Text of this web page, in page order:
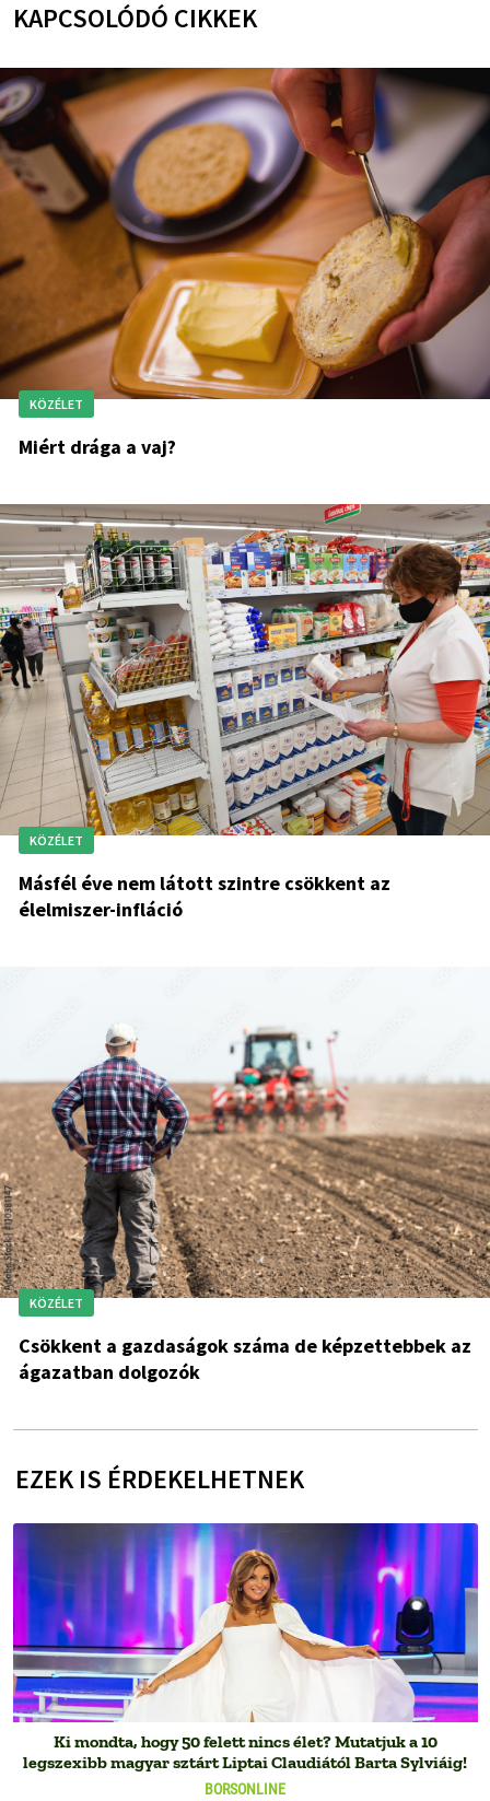
KAPCSOLÓDÓ CIKKEK
KÖZÉLET
Miért drága a vaj?
KÖZÉLET
Másfél éve nem látott szintre csökkent az
élelmiszer-infláció
KÖZÉLET
Csökkent a gazdaságok száma de képzettebbek az
ágazatban dolgozók
EZEK IS ÉRDEKELHETNEK
BORSONLINE
Ki mondta, hogy 50 felett nincs élet? Mutatjuk a 10
legszexibb magyar sztárt Liptai Claudiától Barta Sylviáig!